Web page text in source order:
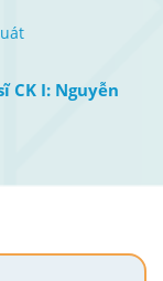
CK I: Nguyễn